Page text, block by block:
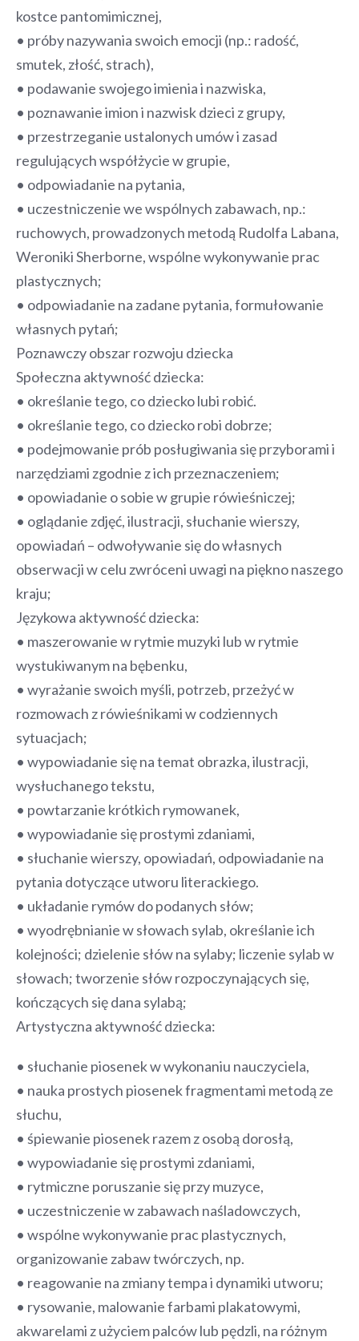
kostce pantomimicznej,
• próby nazywania swoich emocji (np.: radość,
smutek, złość, strach),
• podawanie swojego imienia i nazwiska,
• poznawanie imion i nazwisk dzieci z grupy,
• przestrzeganie ustalonych umów i zasad
regulujących współżycie w grupie,
• odpowiadanie na pytania,
• uczestniczenie we wspólnych zabawach, np.:
ruchowych, prowadzonych metodą Rudolfa Labana,
Weroniki Sherborne, wspólne wykonywanie prac
plastycznych;
• odpowiadanie na zadane pytania, formułowanie
własnych pytań;
Poznawczy obszar rozwoju dziecka
Społeczna aktywność dziecka:
• określanie tego, co dziecko lubi robić.
• określanie tego, co dziecko robi dobrze;
• podejmowanie prób posługiwania się przyborami i
narzędziami zgodnie z ich przeznaczeniem;
• opowiadanie o sobie w grupie rówieśniczej;
• oglądanie zdjęć, ilustracji, słuchanie wierszy,
opowiadań – odwoływanie się do własnych
obserwacji w celu zwróceni uwagi na piękno naszego
kraju;
Językowa aktywność dziecka:
• maszerowanie w rytmie muzyki lub w rytmie
wystukiwanym na bębenku,
• wyrażanie swoich myśli, potrzeb, przeżyć w
rozmowach z rówieśnikami w codziennych
sytuacjach;
• wypowiadanie się na temat obrazka, ilustracji,
wysłuchanego tekstu,
• powtarzanie krótkich rymowanek,
• wypowiadanie się prostymi zdaniami,
• słuchanie wierszy, opowiadań, odpowiadanie na
pytania dotyczące utworu literackiego.
• układanie rymów do podanych słów;
• wyodrębnianie w słowach sylab, określanie ich
kolejności; dzielenie słów na sylaby; liczenie sylab w
słowach; tworzenie słów rozpoczynających się,
kończących się dana sylabą;
Artystyczna aktywność dziecka:
• słuchanie piosenek w wykonaniu nauczyciela,
• nauka prostych piosenek fragmentami metodą ze
słuchu,
• śpiewanie piosenek razem z osobą dorosłą,
• wypowiadanie się prostymi zdaniami,
• rytmiczne poruszanie się przy muzyce,
• uczestniczenie w zabawach naśladowczych,
• wspólne wykonywanie prac plastycznych,
organizowanie zabaw twórczych, np.
• reagowanie na zmiany tempa i dynamiki utworu;
• rysowanie, malowanie farbami plakatowymi,
akwarelami z użyciem palców lub pędzli, na różnym